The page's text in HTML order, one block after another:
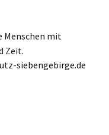
Menschen mit
Zeit.
siebengebirge.de